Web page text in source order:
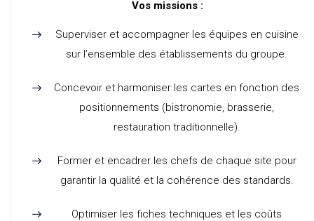
Vos missions :
Superviser et accompagner les équipes en cuisine
sur l’ensemble des établissements du groupe.
Concevoir et harmoniser les cartes en fonction des
positionnements (bistronomie, brasserie,
restauration traditionnelle).
Former et encadrer les chefs de chaque site pour
garantir la qualité et la cohérence des standards.
Optimiser les fiches techniques et les coûts